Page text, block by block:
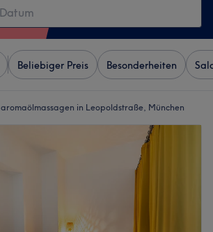
Beliebiger Preis Besonderheiten
aromaölmassagen in Leopoldstraße, München